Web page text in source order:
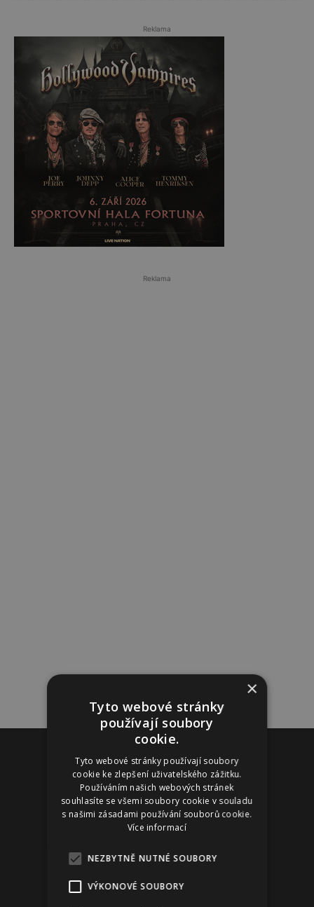
Reklama
Reklama
Reklama
×
Tyto webové stránky
používají soubory
cookie.
Tyto webové stránky používají soubory
cookie ke zlepšení uživatelského zážitku.
Používáním našich webových stránek
souhlasíte se všemi soubory cookie v souladu
s našimi zásadami používání souborů cookie.
Více informací
NEZBYTNĚ NUTNÉ SOUBORY
VÝKONOVÉ SOUBORY